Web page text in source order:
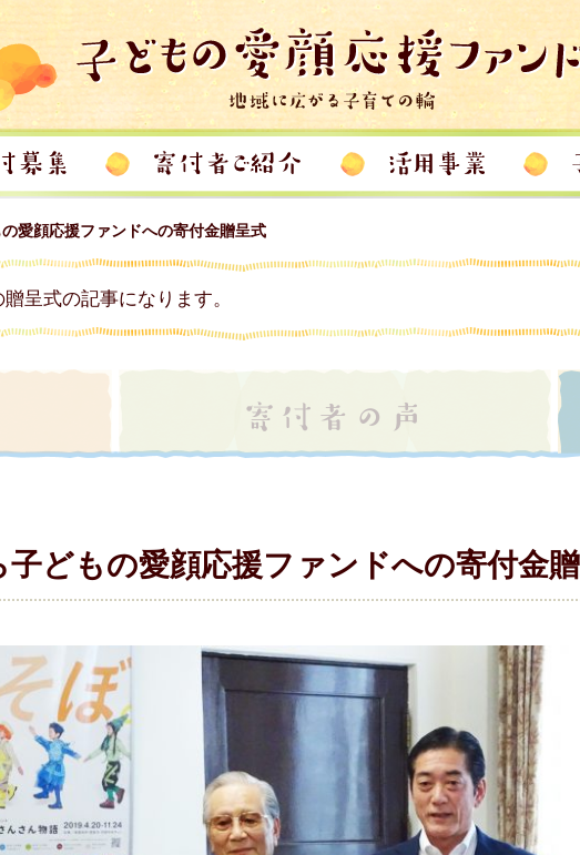
愛顔応援ファンドへの寄付金贈呈式
呈式の記事になります。
子どもの愛顔応援ファンドへの寄付金